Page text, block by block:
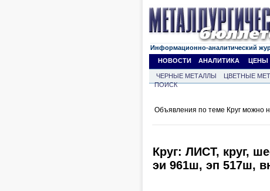
Информационно-аналитический
НОВОСТИ
АНАЛИТИКА ЦЕНЫ
ЧЕРНЫЕ МЕТАЛЛЫ ЦВЕТНЫЕ
ПОИСК
Объявления по теме Круг можно
Круг: ЛИСТ, круг,
эи 961ш, эп 517ш,